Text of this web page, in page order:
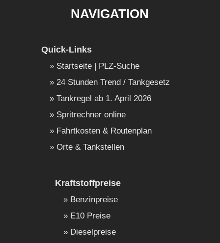
NAVIGATION
Quick-Links
Startseite | PLZ-Suche
24 Stunden Trend / Tankgesetz
Tankregel ab 1. April 2026
Spritrechner online
Fahrtkosten & Routenplan
Orte & Tankstellen
Kraftstoffpreise
Benzinpreise
E10 Preise
Dieselpreise